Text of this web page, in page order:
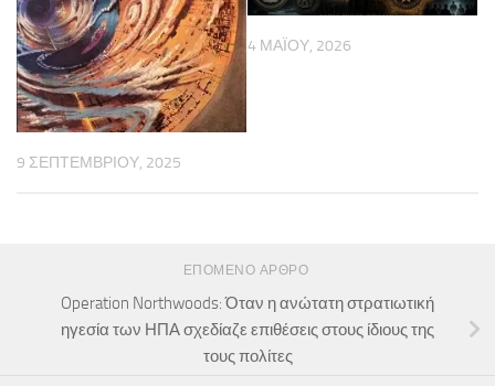
9 ΣΕΠΤΕΜΒΡΊΟΥ, 2025
4 ΜΑΪ́ΟΥ, 2026
ΕΠΌΜΕΝΟ ΆΡΘΡΟ
Operation Northwoods: Όταν η ανώτατη στρατιωτική
ηγεσία των ΗΠΑ σχεδίαζε επιθέσεις στους ίδιους της
τους πολίτες